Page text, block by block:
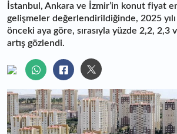
İstanbul, Ankara ve İzmir’in konut fiyat
gelişmeler değerlendirildiğinde, 2025
önceki aya göre, sırasıyla yüzde 2,2, 2,3
artış gözlendi.